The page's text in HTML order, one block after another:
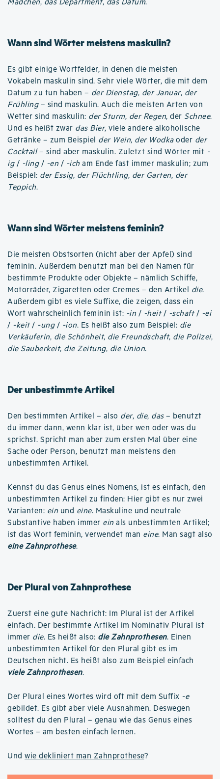
Mädchen, das Department, das Datum.
Wann sind Wörter meistens maskulin?
Es gibt einige Wortfelder, in denen die meisten
Vokabeln maskulin sind. Sehr viele Wörter, die mit dem
Datum zu tun haben – der Dienstag, der Januar, der
Frühling– sind maskulin. Auch die meisten Arten von
Wetter sind maskulin: der Sturm, der Regen, der Schnee.
Und es heißt zwar das Bier, viele andere alkoholische
Getränke – zum Beispiel der Wein, der Wodkaoder der
Cocktail– sind aber maskulin. Zuletzt sind Wörter mit -
ig/ -ling/ -en / -ich am Ende fast immer maskulin; zum
Beispiel: der Essig, der Flüchtling, der Garten, der
Teppich.
Wann sind Wörter meistens feminin?
Die meisten Obstsorten (nicht aber der Apfel) sind
feminin. Außerdem benutzt man bei den Namen für
bestimmte Produkte oder Objekte – nämlich Schiffe,
Motorräder, Zigaretten oder Cremes – den Artikel die.
Außerdem gibt es viele Suffixe, die zeigen, dass ein
Wort wahrscheinlich feminin ist: -in / -heit/ -schaft/ -ei
/ -keit/ -ung/ -ion. Es heißt also zum Beispiel: die
Verkäuferin, die Schönheit, die Freundschaft, die Polizei,
die Sauberkeit, die Zeitung, die Union.
Der unbestimmte Artikel
Den bestimmten Artikel – also der, die, das– benutzt
du immer dann, wenn klar ist, über wen oder was du
sprichst. Spricht man aber zum ersten Mal über eine
Sache oder Person, benutzt man meistens den
unbestimmten Artikel.
Kennst du das Genus eines Nomens, ist es einfach, den
unbestimmten Artikel zu finden: Hier gibt es nur zwei
Varianten: ein und eine. Maskuline und neutrale
Substantive haben immer ein als unbestimmten Artikel;
ist das Wort feminin, verwendet man eine. Man sagt also
eine Zahnprothese.
Der Plural von Zahnprothese
Zuerst eine gute Nachricht: Im Plural ist der Artikel
einfach. Der bestimmte Artikel im Nominativ Plural ist
immer die. Es heißt also: die Zahnprothesen. Einen
unbestimmten Artikel für den Plural gibt es im
Deutschen nicht. Es heißt also zum Beispiel einfach
viele Zahnprothesen.
Der Plural eines Wortes wird oft mit dem Suffix -e
gebildet. Es gibt aber viele Ausnahmen. Deswegen
solltest du den Plural – genau wie das Genus eines
Wortes – am besten einfach lernen.
Und wie dekliniert man Zahnprothese?